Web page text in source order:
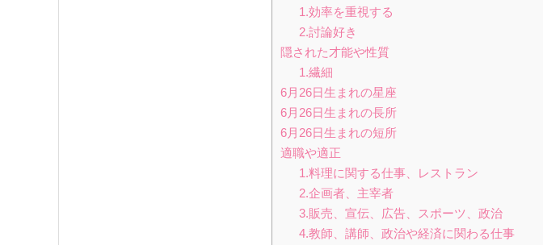
1.効率を重視する
2.討論好き
隠された才能や性質
1.繊細
6月26日生まれの星座
6月26日生まれの長所
6月26日生まれの短所
適職や適正
1.料理に関する仕事、レストラン
2.企画者、主宰者
3.販売、宣伝、広告、スポーツ、政治
4.教師、講師、政治や経済に関わる仕事